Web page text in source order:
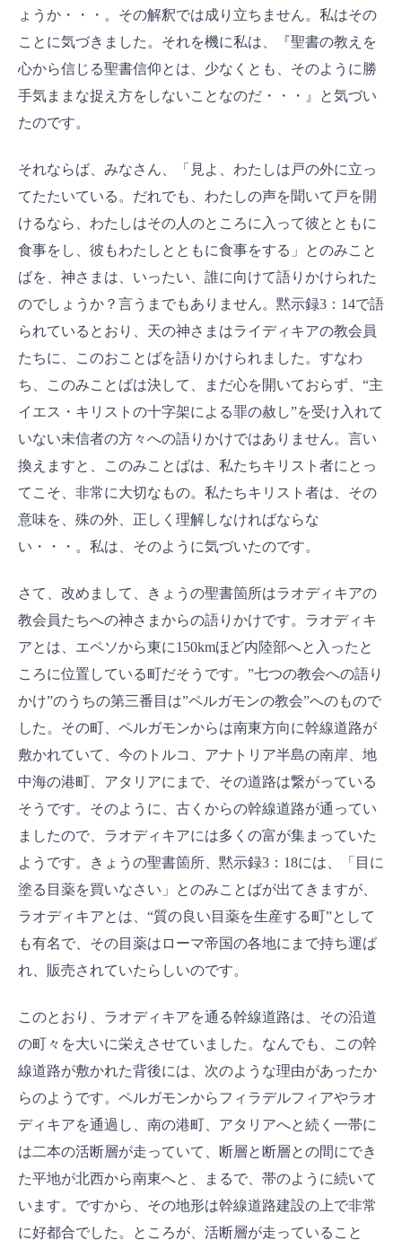
ょうか・・・。その解釈では成り立ちません。私はその
ことに気づきました。それを機に私は、『聖書の教えを
心から信じる聖書信仰とは、少なくとも、そのように勝
手気ままな捉え方をしないことなのだ・・・』と気づい
たのです。
それならば、みなさん、「見よ、わたしは戸の外に立っ
てたたいている。だれでも、わたしの声を聞いて戸を開
けるなら、わたしはその人のところに入って彼とともに
食事をし、彼もわたしとともに食事をする」とのみこと
ばを、神さまは、いったい、誰に向けて語りかけられた
のでしょうか？言うまでもありません。黙示録3：14で語
られているとおり、天の神さまはライディキアの教会員
たちに、このおことばを語りかけられました。すなわ
ち、このみことばは決して、まだ心を開いておらず、“主
イエス・キリストの十字架による罪の赦し”を受け入れて
いない未信者の方々への語りかけではありません。言い
換えますと、このみことばは、私たちキリスト者にとっ
てこそ、非常に大切なもの。私たちキリスト者は、その
意味を、殊の外、正しく理解しなければならな
い・・・。私は、そのように気づいたのです。
さて、改めまして、きょうの聖書箇所はラオディキアの
教会員たちへの神さまからの語りかけです。ラオディキ
アとは、エペソから東に150kmほど内陸部へと入ったと
ころに位置している町だそうです。”七つの教会への語り
かけ”のうちの第三番目は”ペルガモンの教会”へのもので
した。その町、ペルガモンからは南東方向に幹線道路が
敷かれていて、今のトルコ、アナトリア半島の南岸、地
中海の港町、アタリアにまで、その道路は繋がっている
そうです。そのように、古くからの幹線道路が通ってい
ましたので、ラオディキアには多くの富が集まっていた
ようです。きょうの聖書箇所、黙示録3：18には、「目に
塗る目薬を買いなさい」とのみことばが出てきますが、
ラオディキアとは、“質の良い目薬を生産する町”として
も有名で、その目薬はローマ帝国の各地にまで持ち運ば
れ、販売されていたらしいのです。
このとおり、ラオディキアを通る幹線道路は、その沿道
の町々を大いに栄えさせていました。なんでも、この幹
線道路が敷かれた背後には、次のような理由があったか
らのようです。ペルガモンからフィラデルフィアやラオ
ディキアを通過し、南の港町、アタリアへと続く一帯に
は二本の活断層が走っていて、断層と断層との間にでき
た平地が北西から南東へと、まるで、帯のように続いて
います。ですから、その地形は幹線道路建設の上で非常
に好都合でした。ところが、活断層が走っていること